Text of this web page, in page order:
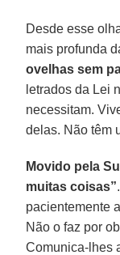
Desde esse
mais profunda
ovelhas sem
letrados da Lei
necessitam.
delas. Não têm
Movido pela
muitas coisas”
pacientemente
Não o faz por
Comunica-lhes